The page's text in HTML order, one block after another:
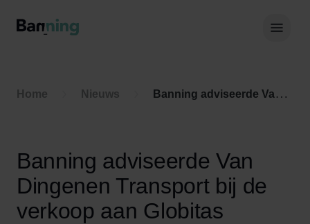
Home Nieuws Banning adviseerde Van Dingenen Transport bij de verkoop aan Globitas
Banning adviseerde Van
Dingenen Transport bij de
verkoop aan Globitas